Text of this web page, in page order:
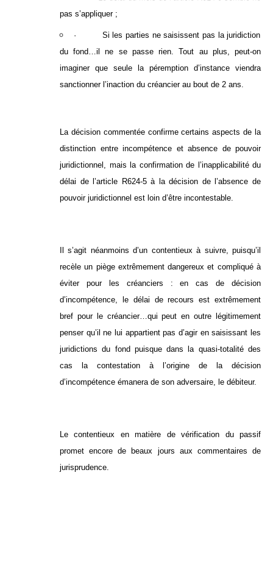
pas s’appliquer ;
· Si les parties ne saisissent pas la juridiction
du fond…il ne se passe rien. Tout au plus, peut-on
imaginer que seule la péremption d’instance viendra
sanctionner l’inaction du créancier au bout de 2 ans.
La décision commentée confirme certains aspects de la
distinction entre incompétence et absence de pouvoir
juridictionnel, mais la confirmation de l’inapplicabilité du
délai de l’article R624-5 à la décision de l’absence de
pouvoir juridictionnel est loin d’être incontestable.
Il s’agit néanmoins d’un contentieux à suivre, puisqu’il
recèle un piège extrêmement dangereux et compliqué à
éviter pour les créanciers : en cas de décision
d’incompétence, le délai de recours est extrêmement
bref pour le créancier…qui peut en outre légitimement
penser qu’il ne lui appartient pas d’agir en saisissant les
juridictions du fond puisque dans la quasi-totalité des
cas la contestation à l’origine de la décision
d’incompétence émanera de son adversaire, le débiteur.
Le contentieux en matière de vérification du passif
promet encore de beaux jours aux commentaires de
jurisprudence.